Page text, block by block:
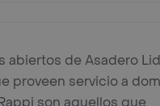
abiertos de Asadero
proveen servicio a
son aquellos que